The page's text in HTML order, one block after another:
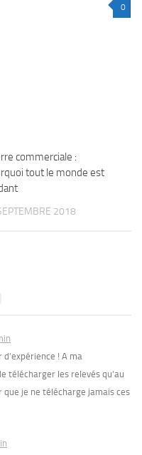
0
commerciale :
tout le monde est
2018
! A ma
télécharger les relevés qu’au
je ne télécharge jamais ces